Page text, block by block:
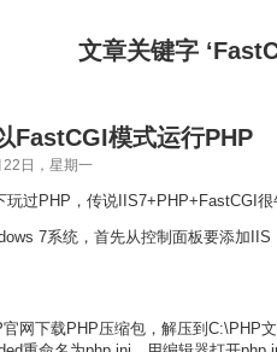
文章关键字
FastCGI模式运行PHP
日，星期一
玩过PHP，传说IIS7+PHP+FastCGI
7系统，首先从控制面板要添加IIS
网下载PHP压缩包，解压到C:\PHP